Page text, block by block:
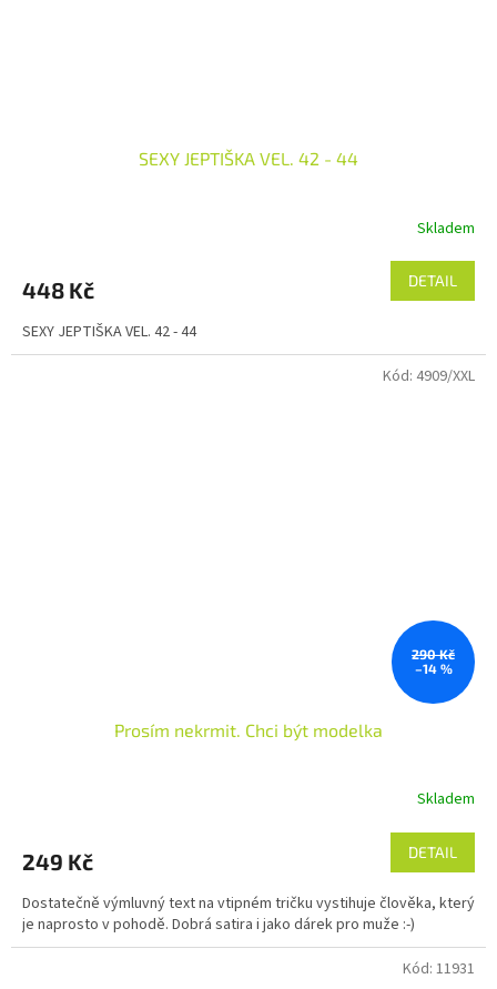
SEXY JEPTIŠKA VEL. 42 - 44
Skladem
448 Kč DETAIL
SEXY JEPTIŠKA VEL. 42 - 44
290 Kč
–14 %
Prosím nekrmit. Chci být modelka
Skladem
249 Kč DETAIL
Dostatečně výmluvný text na vtipném tričku vystihuje člověka, který
je naprosto v pohodě. Dobrá satira i jako dárek pro muže :-)
Kód: 4909/XXL
Kód: 11931